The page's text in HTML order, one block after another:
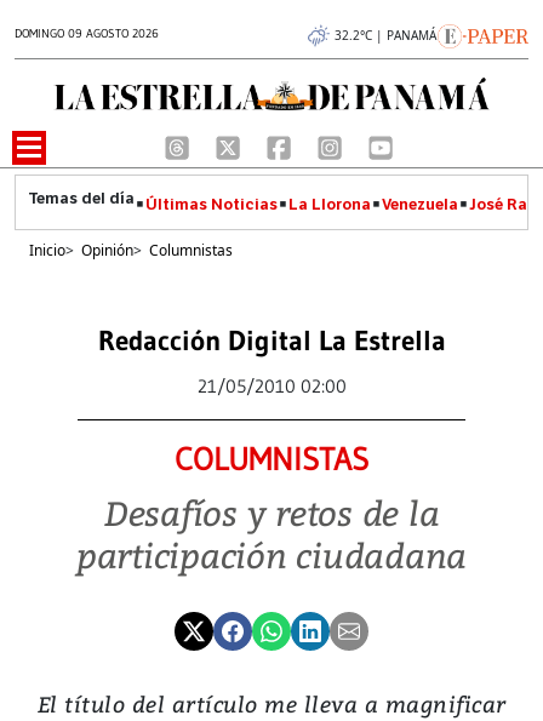
DOMINGO 09 AGOSTO 2026 32.2°C | PANAMÁ
Últimas Noticias La Llorona Venezuela José
Inicio> Opinión> Columnistas
Redacción Digital La Estrella
21/05/2010 02:00
COLUMNISTAS
Desafíos y retos de la
participación ciudadana
El título del artículo me lleva a magnificar